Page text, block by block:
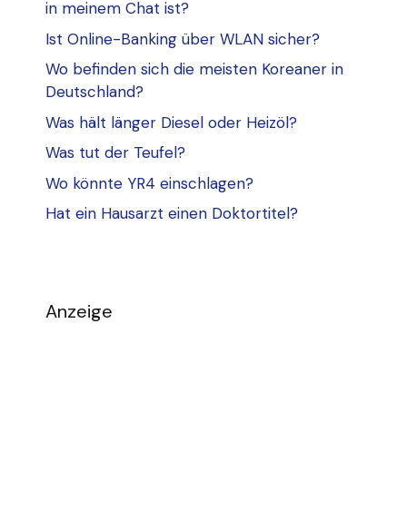
in meinem Chat ist?
Ist Online-Banking über WLAN sicher?
Wo befinden sich die meisten Koreaner in
Deutschland?
Was hält länger Diesel oder Heizöl?
Was tut der Teufel?
Wo könnte YR4 einschlagen?
Hat ein Hausarzt einen Doktortitel?
Anzeige